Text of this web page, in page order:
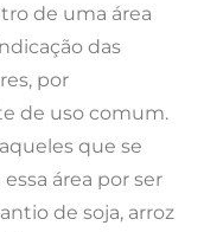
de uma área
das
por
de uso comum.
que se
área por ser
de soja, arroz